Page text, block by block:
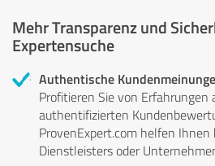
Mehr Transparenz und
Expertensuche
Authentische
Profitieren Sie von Erfahrungen
authentifizierten
ProvenExpert.com helfen Ihnen
Dienstleisters oder